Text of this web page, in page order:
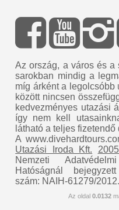
Az ország, a város és
sarokban mindig a
míg árként a legolcsóbb
között nincsen
kedvezményes utazási
így nem kell
látható a teljes
A
Utazási Iroda Kft.
Nemzeti
Hatóságnál
szám: NAIH-61279/2012.
Az oldal 0.0132